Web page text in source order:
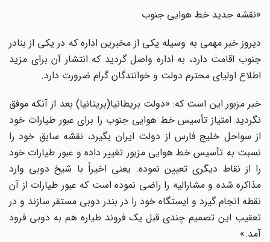
«نقشه جدید خط هوایی جنوب
دیروز خبر مهمی به وسیله یکی از مخبرین اداره که در یکی از بنادر
جنوب اقامت دارد، به اداره واصل گردید که انتشار آن برای مزید
اطلاع اولیای محترم دولت و خوانندگان گرام ضرورت دارد.
خبر مزبور این است که: «دولت بریطانیا(بریتانیا) بعد از آنکه موفق
نگردید امتیاز تأسیس خط هوایی جنوب را برای عبور طیارات خود
از سواحل خلیج فارس از دولت ایران بگیرد، نقشه سابق خود را
نسبت به تأسیس خط هوایی مزبور تغییر داده و عبور طیارات خود
را از نقاط دیگری تعیین نموده. یعنی اخیراً با شیخ دوبی وارد
مذاکره شده و مشارالیه را راضی نموده است که عبور طیارات از آن
نقطه انجام گیرد و ایستگاه خود را در بندر دوبی مستقر سازند و در
تعقیب این تصمیم چندی قبل یک فروند طیاره هم به دوبی فرود
آمد.»